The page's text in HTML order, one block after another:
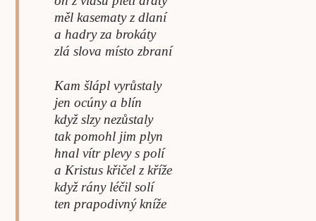
měl kasematy z dlaní
a hadry za brokáty
zlá slova místo zbraní
Kam šlápl vyrůstaly
jen ocúny a blín
když slzy nezůstaly
tak pomohl jim plyn
hnal vítr plevy s polí
a Kristus křičel z kříže
když rány léčil solí
ten prapodivný kníže